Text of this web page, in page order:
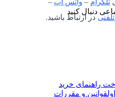
در ارتباط باشید.
دنبال کنید
راهنمای خرید
قوانین و مقررات